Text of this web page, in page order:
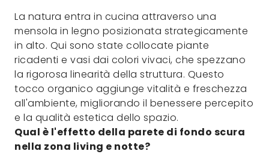
La natura entra in cucina attraverso una
mensola in legno posizionata strategicamente
in alto. Qui sono state collocate piante
ricadenti e vasi dai colori vivaci, che spezzano
la rigorosa linearità della struttura. Questo
tocco organico aggiunge vitalità e freschezza
all'ambiente, migliorando il benessere percepito
e la qualità estetica dello spazio.
Qual è l'effetto della parete di fondo scura
nella zona living e notte?